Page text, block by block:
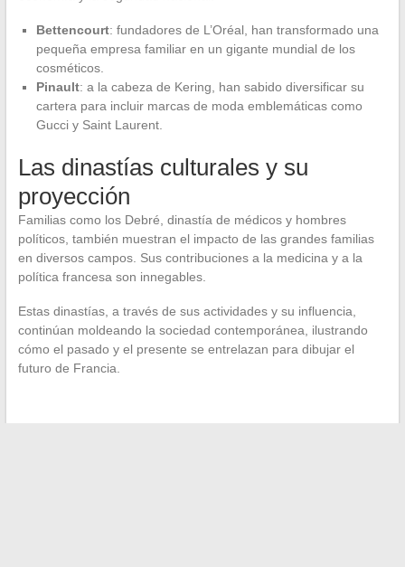
Bettencourt: fundadores de L’Oréal, han transformado una
pequeña empresa familiar en un gigante mundial de los
cosméticos.
Pinault: a la cabeza de Kering, han sabido diversificar su
cartera para incluir marcas de moda emblemáticas como
Gucci y Saint Laurent.
Las dinastías culturales y su
proyección
Familias como los Debré, dinastía de médicos y hombres
políticos, también muestran el impacto de las grandes familias
en diversos campos. Sus contribuciones a la medicina y a la
política francesa son innegables.
Estas dinastías, a través de sus actividades y su influencia,
continúan moldeando la sociedad contemporánea, ilustrando
cómo el pasado y el presente se entrelazan para dibujar el
futuro de Francia.